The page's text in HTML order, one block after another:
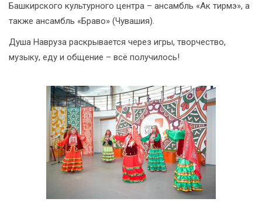
Башкирского культурного центра – ансамбль «Ак тирмэ», а
также ансамбль «Браво» (Чувашия).
Душа Навруза раскрывается через игры, творчество,
музыку, еду и общение – всё получилось!